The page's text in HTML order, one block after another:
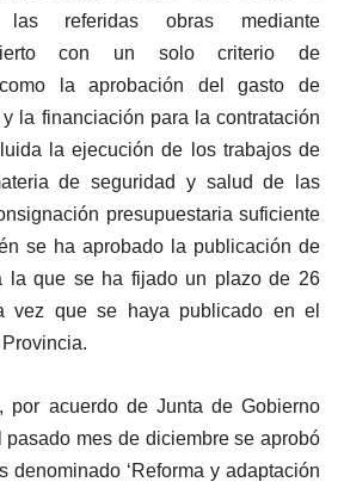
las referidas obras mediante
con un solo criterio de
la aprobación del gasto de
la financiación para la contratación
la ejecución de los trabajos de
de seguridad y salud de las
presupuestaria suficiente
se ha aprobado la publicación de
la que se ha fijado un plazo de 26
vez que se haya publicado en el
por acuerdo de Junta de Gobierno
pasado mes de diciembre se aprobó
denominado ‘Reforma y adaptación